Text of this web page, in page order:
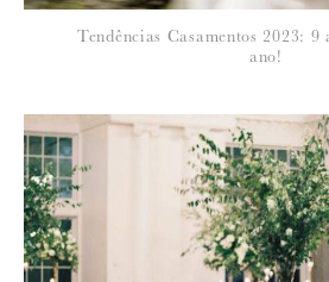
Tendências Casamentos 2023: 9
ano!